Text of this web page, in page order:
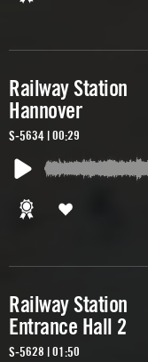
Railway Station
Hannover
S-5634 | 00:29
Railway Station
Entrance Hall 2
S-5628 | 01:50